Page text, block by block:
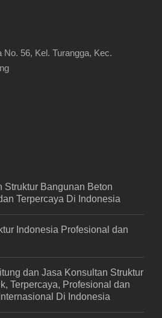
56, Kel. Turangga, Kec.
Struktur Bangunan Beton
Terpercaya Di Indonesia
Indonesia Profesional dan
dan Jasa Konsultan Struktur
Terpercaya, Profesional dan
Di Indonesia